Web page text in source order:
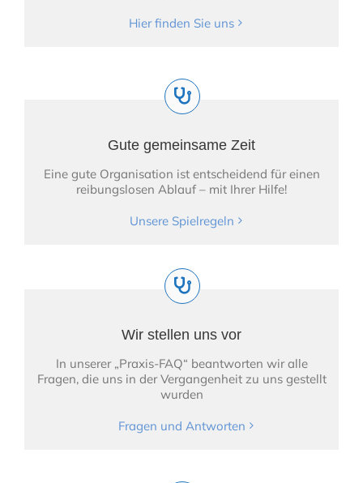
Hier finden Sie uns
Gute gemeinsame Zeit
Eine gute Organisation ist entscheidend für einen
reibungslosen Ablauf – mit Ihrer Hilfe!
Unsere Spielregeln
Wir stellen uns vor
In unserer „Praxis-FAQ“ beantworten wir alle
Fragen, die uns in der Vergangenheit zu uns gestellt
wurden
Fragen und Antworten